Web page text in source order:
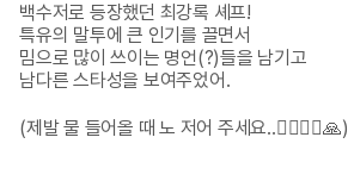
백수저로 등장했던 최강록 셰프!
특유의 말투에 큰 인기를 끌면서
밈으로 많이 쓰이는 명언(?)들을 남기고
남다른 스타성을 보여주었어.
(제발 물 들어올 때 노 저어 주세요..🚣‍♂️🚣‍♂️🙏)